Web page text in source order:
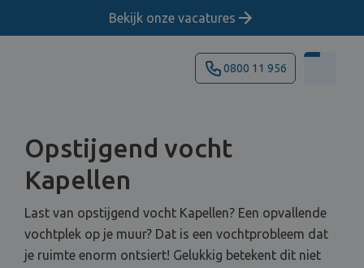
Bekijk onze vacatures
0800 11 956
Opstijgend vocht
Kapellen
Last van opstijgend vocht Kapellen? Een opvallende
vochtplek op je muur? Dat is een vochtprobleem dat
je ruimte enorm ontsiert! Gelukkig betekent dit niet